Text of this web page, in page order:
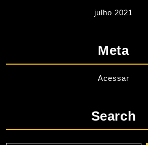
julho 2021
Meta
Acessar
Search